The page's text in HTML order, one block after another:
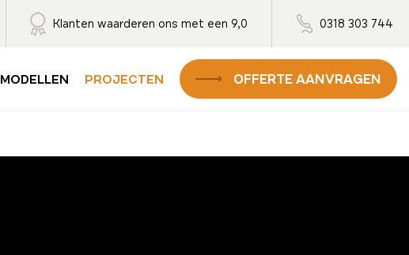
Klanten waarderen ons met een 9,0 0318 303 744
MODELLEN PROJECTEN OFFERTE AANVRAGEN